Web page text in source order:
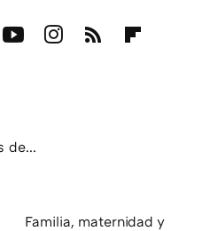
de...
Familia, maternidad y